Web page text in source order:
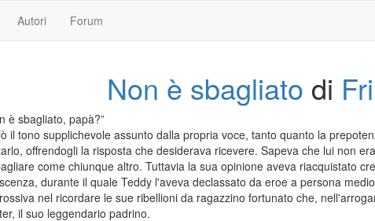
Autori Forum
Non è sbagliato di
è sbagliato, papà?”
il tono supplichevole assunto dalla propria voce, tanto quanto la
offrendogli la risposta che desiderava ricevere. Sapeva che lui non
come chiunque altro. Tuttavia la sua opinione aveva riacquistato
durante il quale Teddy l'aveva declassato da eroe a persona
nel ricordare le sue ribellioni da ragazzino fortunato che,
il suo leggendario padrino.